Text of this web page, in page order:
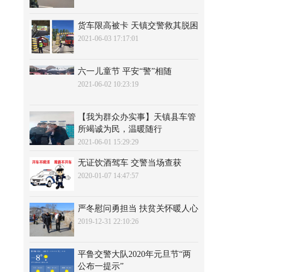
货车限高被卡 天镇交警救其脱困
2021-06-03 17:17:01
六一儿童节 平安“警”相随
2021-06-02 10:23:19
【我为群众办实事】天镇县车管
所竭诚为民，温暖随行
2021-06-01 15:29:29
无证饮酒驾车 交警当场查获
2020-01-07 14:47:57
严冬慰问勇担当 扶贫关怀暖人心
2019-12-31 22:10:26
平鲁交警大队2020年元旦节“两
公布一提示”